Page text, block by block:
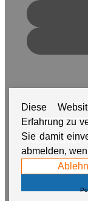
AGB
Made
Diese
Erfahrung zu
Sie damit
abmelden,